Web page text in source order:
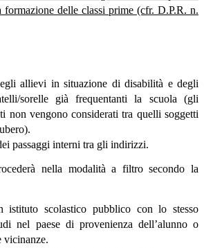
delle classi prime (cfr. D.P.R. n.
allievi in situazione di disabilità e degli
sorelle già frequentanti la scuola (gli
non vengono considerati tra quelli soggetti
passaggi interni tra gli indirizzi.
nella modalità a filtro secondo la
istituto scolastico pubblico con lo stesso
nel paese di provenienza dell’alunno o
vicinanze.